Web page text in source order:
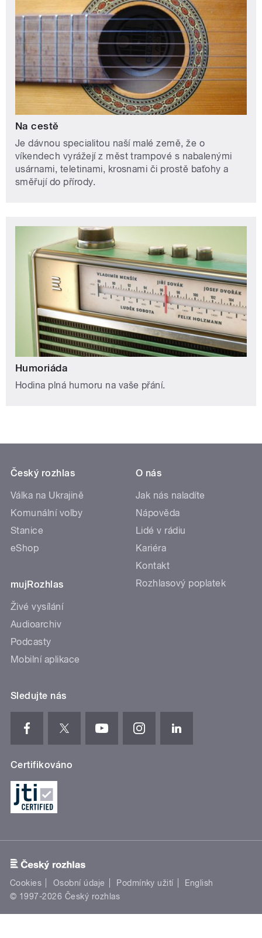
Na cestě
Je dávnou specialitou naší malé země, že o
víkendech vyrážejí z měst trampové s nabalenými
usárnami, teletinami, krosnami či prostě baťohy a
směřují do přírody.
Humoriáda
Hodina plná humoru na vaše přání.
Český rozhlas
Válka na Ukrajině
Komunální volby
Stanice
eShop
mujRozhlas
Živé vysílání
Audioarchiv
Podcasty
Mobilní aplikace
O nás
Jak nás naladíte
Nápověda
Lidé v rádiu
Kariéra
Kontakt
Rozhlasový poplatek
Sledujte nás
Certifikováno
Cookies Osobní údaje Podmínky užití
English
© 1997-2026 Český rozhlas